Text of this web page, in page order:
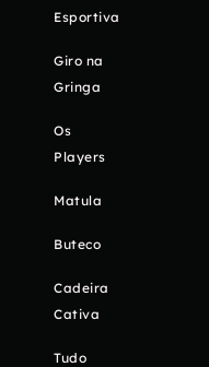
Esportiva
Giro na
Gringa
Os
Players
Matula
Buteco
Cadeira
Cativa
Tudo